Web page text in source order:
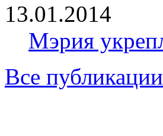
13.01.2014
Мэрия
Все публикации